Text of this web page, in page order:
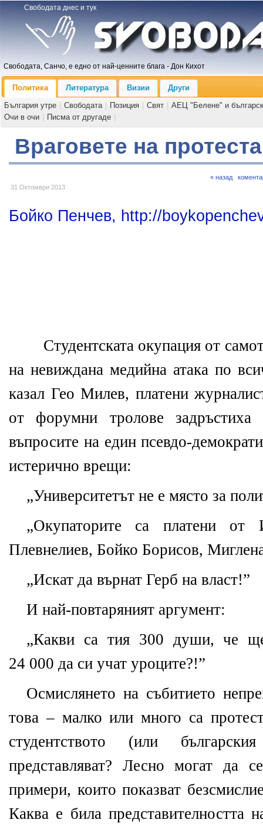
Свободата днес и тук
Свободата, Санчо, е едно от най-ценните блага - Дон Кихот
Политика Литература Визии
Други
България утре
Свободата Позиция Свят
АЕЦ "Белене" и
Очи в очи
Писма от другаде
Враговете на протеста
31 Октомври 2013
« назад
Бойко Пенчев, http://
Студентската окупация от
на невиждана медийна атака по
казал Гео Милев, платени
от форумни тролове задръстиха
въпросите на един псевдо-
истерично врещи:
„Университетът не е място за
„Окупаторите са платени
Плевнелиев, Бойко Борисов,
„Искат да върнат Герб на власт!”
И най-повтаряният аргумент:
„Какви са тия 300 души, че ще
24 000 да си учат уроците?!”
Осмислянето на събитието
това – малко или много са
студентството (или
представляват? Лесно могат да
примери, които показват
Каква е била представителността